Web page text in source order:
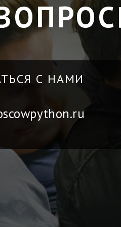
С НАМИ